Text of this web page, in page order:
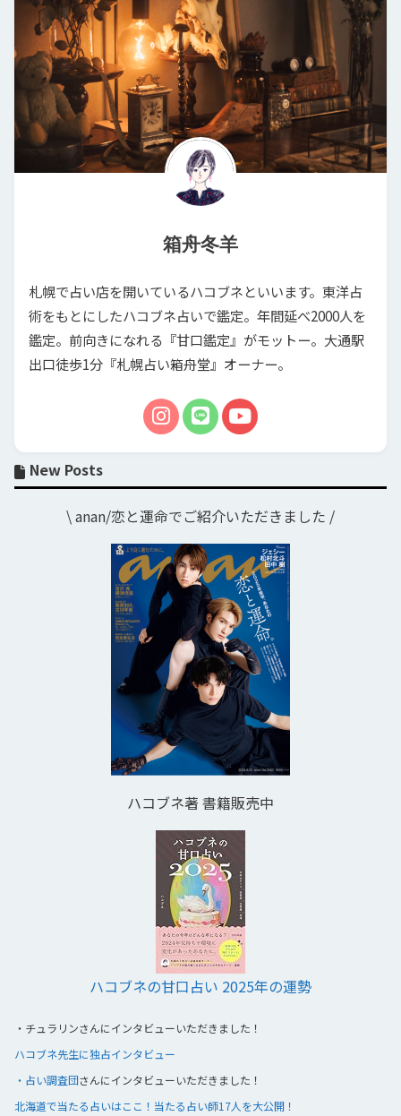
箱舟冬羊
札幌で占い店を開いているハコブネといいます。東洋占
術をもとにしたハコブネ占いで鑑定。年間延べ2000人を
鑑定。前向きになれる『甘口鑑定』がモットー。大通駅
出口徒歩1分『札幌占い箱舟堂』オーナー。
New Posts
\ anan/恋と運命でご紹介いただきました /
ハコブネ著 書籍販売中
ハコブネの甘口占い 2025年の運勢
・ チュラリンさんにインタビューいただきました！
ハコブネ先生に独占インタビュー
・占い調査団さんにインタビューいただきました！
北海道で当たる占いはここ！当たる占い師17人を大公開！